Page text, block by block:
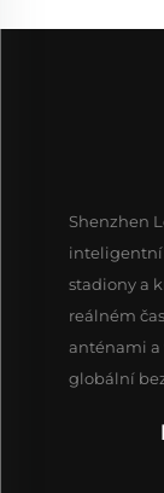
Shenzhen
inteligentní
stadiony a
reálném
anténami a
globální